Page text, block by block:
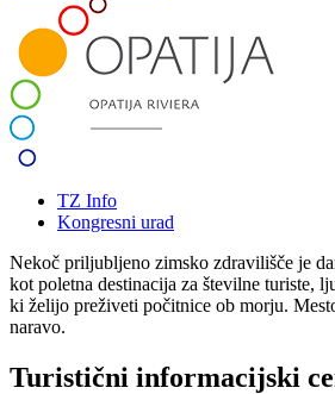
TZ Info
Kongresni urad
Nekoč priljubljeno zimsko zdravilišče je
kot poletna destinacija za številne turiste,
ki želijo preživeti počitnice ob morju.
naravo.
Turistični informacijski